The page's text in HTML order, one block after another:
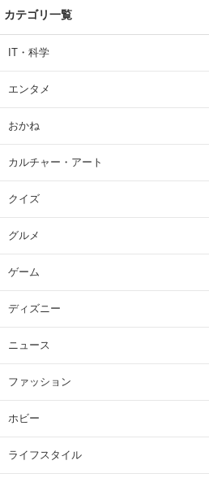
カテゴリ一覧
IT・科学
エンタメ
おかね
カルチャー・アート
クイズ
グルメ
ゲーム
ディズニー
ニュース
ファッション
ホビー
ライフスタイル